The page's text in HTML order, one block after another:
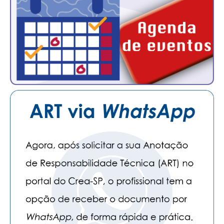
PUBLICIDADE
MANUAL DE REDAÇÃO
RELEASES
CONTATO
CADASTRO
ATUALIZAÇÃO CADASTRAL
NÚCLEO JOVEM